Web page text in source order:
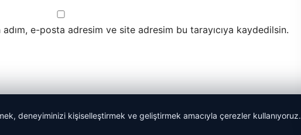
e-posta adresim ve site adresim bu tarayıcıya kaydedilsin.
deneyiminizi kişiselleştirmek ve geliştirmek amacıyla çerezler kullanıyoruz.